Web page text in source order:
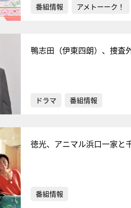
番組情報 アメトーーク！
鴨志田（伊東四朗）、捜査
ドラマ 番組情報
徳光、アニマル浜口一家と
番組情報